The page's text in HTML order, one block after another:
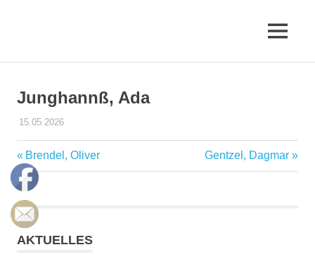
e.V.
MENÜ
Junghannß, Ada
15.05.2026ADMIN
TRAINER & ÜBUNGSLEITER DES ELAC
Beitragsnavigation
Vorheriger
Beitrag:
Brendel, Oliver
Nächster
Beitrag:
Gentzel, Dagmar
AKTUELLES